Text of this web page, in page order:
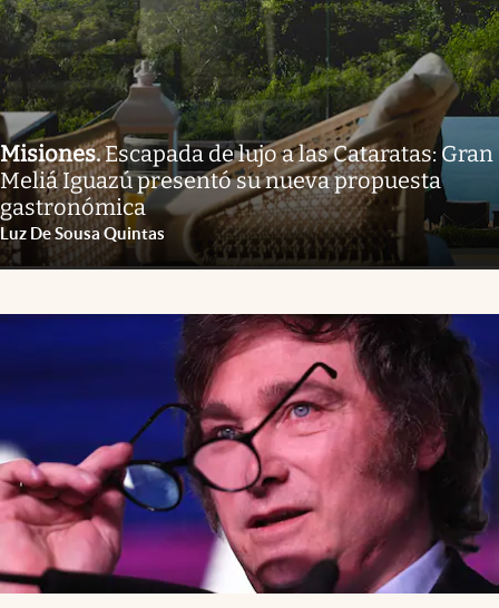
Misiones.Escapada de lujo a las Cataratas: Gran
Meliá Iguazú presentó su nueva propuesta
gastronómica
Luz De Sousa Quintas